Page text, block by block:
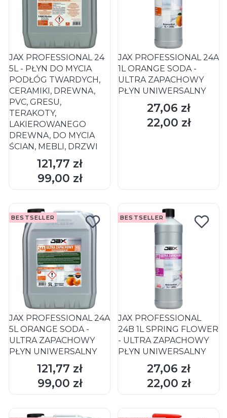
JAX PROFESSIONAL 24
5L - PŁYN DO MYCIA
PODŁÓG TWARDYCH,
CERAMIKI, DREWNA,
PVC, GRESU,
TERAKOTY,
LAKIEROWANEGO
DREWNA, DO MYCIA
ŚCIAN, MEBLI, DRZWI
Cena
121,77 zł
Cena
99,00 zł
DO KOSZYKA
JAX PROFESSIONAL 24A
1L ORANGE SODA -
ULTRA ZAPACHOWY
PŁYN UNIWERSALNY
Cena
27,06 zł
Cena
22,00 zł
BESTSELLER
JAX PROFESSIONAL 24A
5L ORANGE SODA -
ULTRA ZAPACHOWY
PŁYN UNIWERSALNY
Cena
121,77 zł
Cena
99,00 zł
DO KOSZYKA
BESTSELLER
JAX PROFESSIONAL
24B 1L SPRING FLOWER
- ULTRA ZAPACHOWY
PŁYN UNIWERSALNY
Cena
27,06 zł
Cena
22,00 zł
DO KOSZYKA